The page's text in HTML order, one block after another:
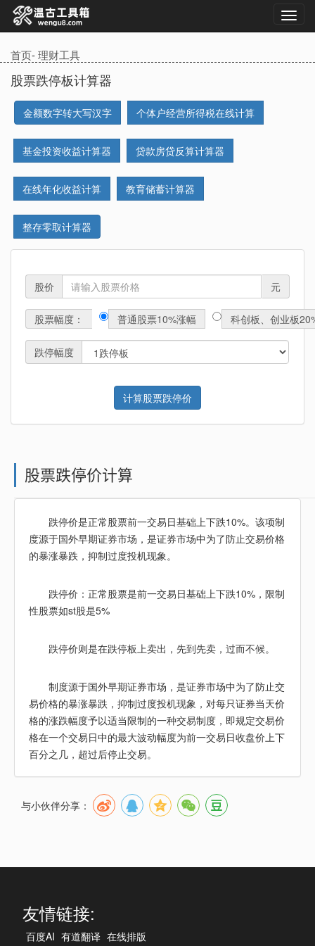
首页-理财工具
股票跌停板计算器
金额数字转大写汉字 个体户经营所得税在线计算
基金投资收益计算器 贷款房贷反算计算器
在线年化收益计算 教育储蓄计算器
整存零取计算器
股价 元
股票幅度： 普通股票10%涨幅 科创板、创业板
跌停幅度
股票跌停价计算
跌停价是正常股票前一交易日基础上下跌10%。该项制
度源于国外早期证券市场，是证券市场中为了防止交易价格
的暴涨暴跌，抑制过度投机现象。
跌停价：正常股票是前一交易日基础上下跌10%，限制
性股票如st股是5%
跌停价则是在跌停板上卖出，先到先卖，过而不候。
制度源于国外早期证券市场，是证券市场中为了防止交
易价格的暴涨暴跌，抑制过度投机现象，对每只证券当天价
格的涨跌幅度予以适当限制的一种交易制度，即规定交易价
格在一个交易日中的最大波动幅度为前一交易日收盘价上下
百分之几，超过后停止交易。
与小伙伴分享：
友情链接:
百度AI 有道翻译 在线排版